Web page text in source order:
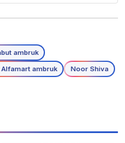
ambruk
ambruk
Noor Shiva